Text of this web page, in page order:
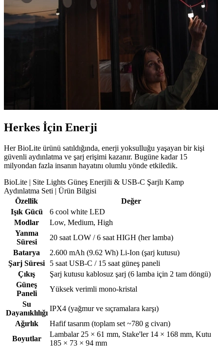
Herkes İçin Enerji
Her BioLite ürünü satıldığında, enerji yoksulluğu yaşayan bir kişi
güvenli aydınlatma ve şarj erişimi kazanır. Bugüne kadar 15
milyondan fazla insanın hayatını olumlu yönde etkiledik.
BioLite | Site Lights Güneş Enerjili & USB-C Şarjlı Kamp
Aydınlatma Seti | Ürün Bilgisi
Özellik
Değer
Işık Gücü
6 cool white LED
Modlar
Low, Medium, High
Yanma
Süresi
20 saat LOW / 6 saat HIGH (her lamba)
Batarya
2.600 mAh (9.62 Wh) Li-Ion (şarj kutusu)
Şarj Süresi
5 saat USB-C / 15 saat güneş paneli
Çıkış
Şarj kutusu kablosuz şarj (6 lamba için 2 tam döngü)
Güneş
Paneli
Yüksek verimli mono-kristal
Su
Dayanıklılığı
IPX4 (yağmur ve sıçramalara karşı)
Ağırlık
Hafif tasarım (toplam set ~780 g civarı)
Boyutlar
Lambalar 25 × 61 mm, Stake'ler 14 × 168 mm, Kutu
185 × 73 × 94 mm